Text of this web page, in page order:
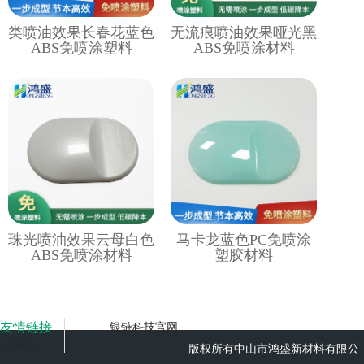
类喷油效果长春花蓝色
ABS免喷涂塑料
无流痕喷油效果哑光黑
ABS免喷涂材料
珠光喷油效果云母白色
ABS免喷涂材料
马卡龙蓝色PC免喷涂
塑胶材料
友情链接
银链科技官网
版权所有中山市鸿盛新材料有限公